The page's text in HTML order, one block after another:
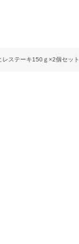
レステーキ150ｇ×2個セット